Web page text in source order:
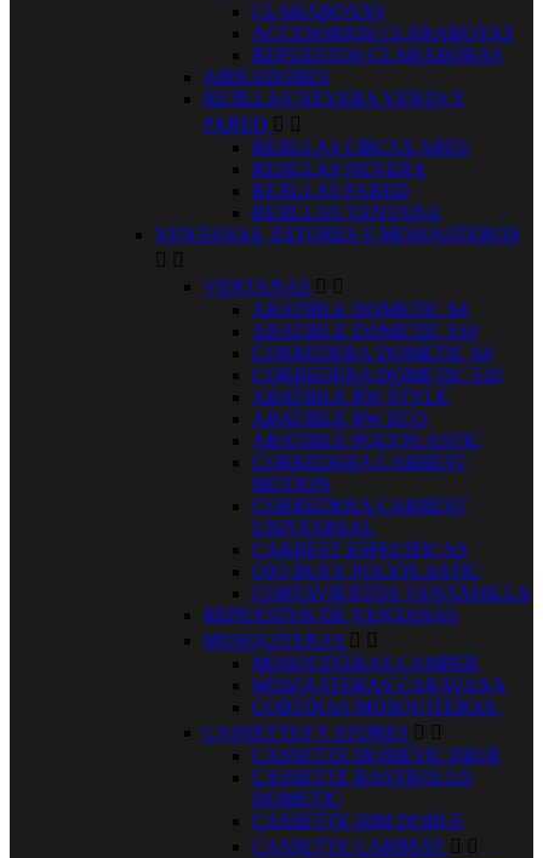
CLARABOYAS
ACCESORIOS CLARABOYAS
REPUESTOS CLARABORAS
AIREADORES
REJILLAS´NEVERA VENTA Y
PARED  
REJILLAS CIRCULARES
REJILLAS NEVERA
REJILLAS PARED
REJILLAS VENTANA
VENTANAS, ESTORES Y MOSQUITEROS
 
VENTANAS  
ABATIBLE DOMETIC S4
ABATIBLE DOMETIC S10
CORREDERA DOMETIC S4
CORREDERA DOMETIC S10
ABATIBLE RW STYLE
ABATIBLE RW ECO
ABATIBLE POLYPLASTIC
CORREDERA CARBEST
MOTION
CORREDERA CARBEST
UNIVESRSAL
CARBEST ESPECIFICAS
OJO BUEY POLYPLASTIC
CORTAVIENTOS VENTANILLA
REPUESTOS DE VENTANAS
MOSQUITERAS  
MOSQUITERAS CAMPER
MOSQUITERAS CARAVANA
CORTINAS MOSQUITERAS.
CASSETTES Y STORES  
CASSETTE DOMETIC DB1R
CASSETTE RASTROLLO
DOMETIC
CASSETTE DIM DOBLE
CASSETTE CARBEST  